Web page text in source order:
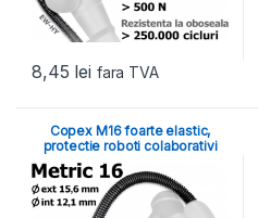
8,45 lei fara TVA
Copex M16 foarte elastic,
protectie roboti colaborativi